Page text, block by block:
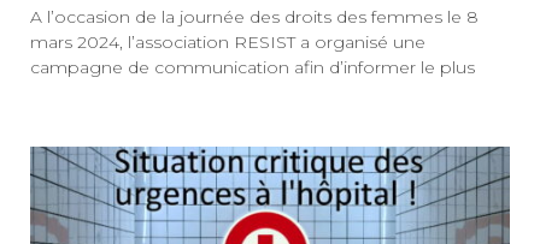
A l’occasion de la journée des droits des femmes le 8
mars 2024, l’association RESIST a organisé une
campagne de communication afin d’informer le plus